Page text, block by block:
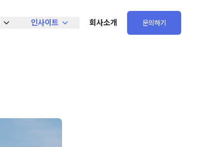
인사이트 회사소개 문의하기